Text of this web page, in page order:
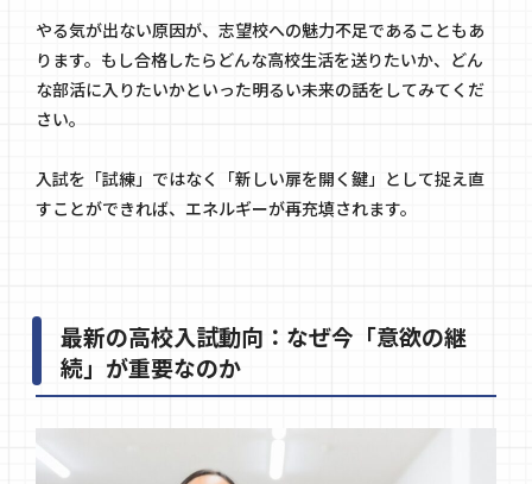
やる気が出ない原因が、志望校への魅力不足であることもあ
ります。もし合格したらどんな高校生活を送りたいか、どん
な部活に入りたいかといった明るい未来の話をしてみてくだ
さい。
入試を「試練」ではなく「新しい扉を開く鍵」として捉え直
すことができれば、エネルギーが再充填されます。
最新の高校入試動向：なぜ今「意欲の継
続」が重要なのか